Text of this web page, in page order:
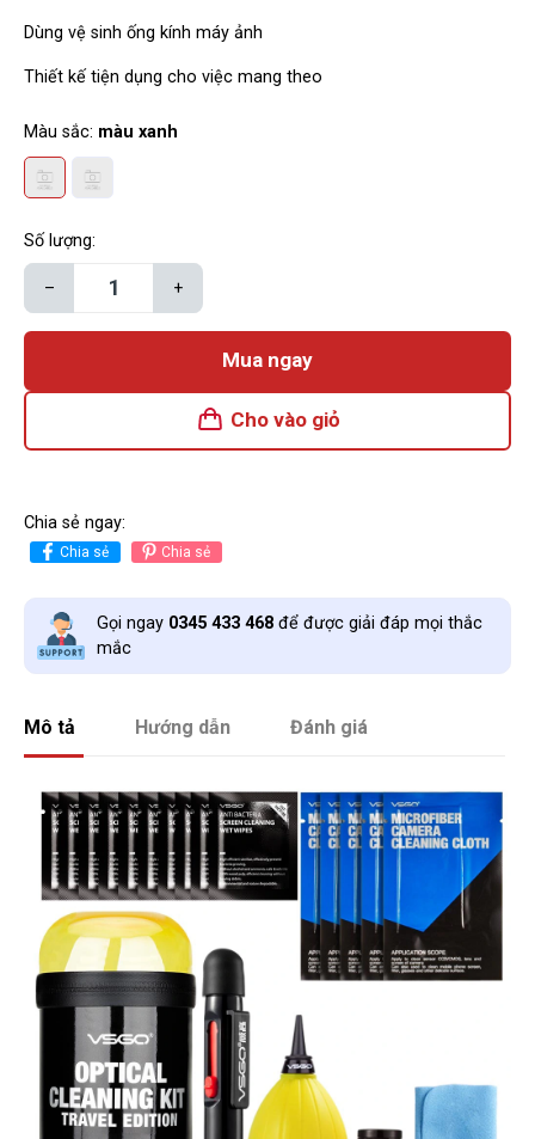
Dùng vệ sinh ống kính máy ảnh
Thiết kế tiện dụng cho việc mang theo
Màu sắc: màu xanh
Số lượng:
– +
Mua ngay
Cho vào giỏ
Chia sẻ ngay:
Chia sẻ Chia sẻ
Gọi ngay 0345 433 468 để được giải đáp mọi thắc
mắc
Mô tả Hướng dẫn Đánh giá